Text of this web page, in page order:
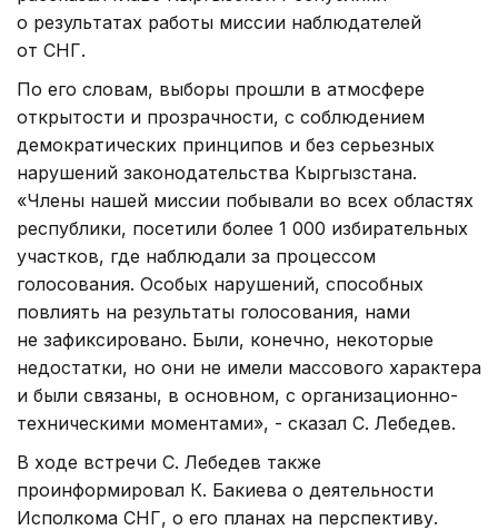
о результатах работы миссии наблюдателей
от СНГ.
По его словам, выборы прошли в атмосфере
открытости и прозрачности, с соблюдением
демократических принципов и без серьезных
нарушений законодательства Кыргызстана.
«Члены нашей миссии побывали во всех областях
республики, посетили более 1 000 избирательных
участков, где наблюдали за процессом
голосования. Особых нарушений, способных
повлиять на результаты голосования, нами
не зафиксировано. Были, конечно, некоторые
недостатки, но они не имели массового характера
и были связаны, в основном, с организационно-
техническими моментами», - сказал С. Лебедев.
В ходе встречи С. Лебедев также
проинформировал К. Бакиева о деятельности
Исполкома СНГ, о его планах на перспективу.